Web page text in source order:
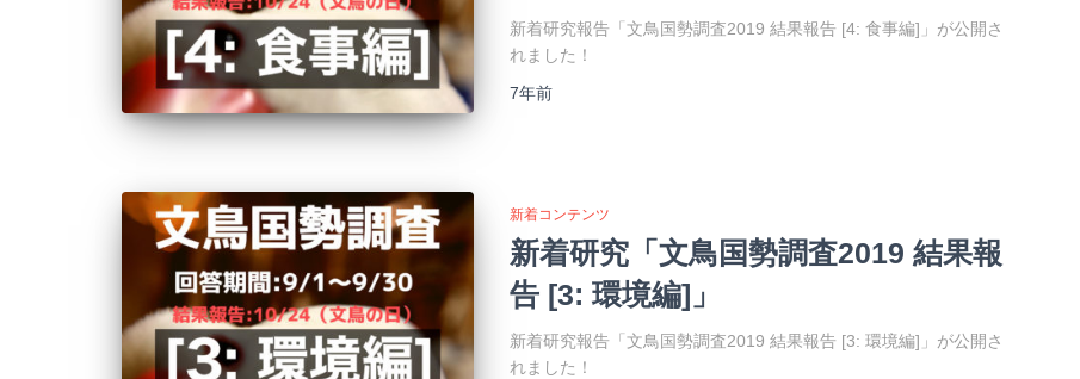
新着研究報告「文鳥国勢調査2019 結果報告 [4: 食事編]」が公開さ
れました！
7年前
新着コンテンツ
新着研究「文鳥国勢調査2019 結果報
告 [3: 環境編]」
新着研究報告「文鳥国勢調査2019 結果報告 [3: 環境編]」が公開さ
れました！